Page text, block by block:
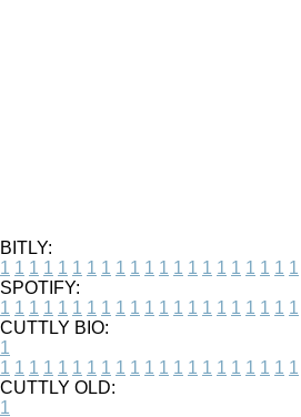
BITLY:
1 1 1 1 1 1 1 1 1 1 1 1 1 1 1 1 1 1 1 1 1
SPOTIFY:
1 1 1 1 1 1 1 1 1 1 1 1 1 1 1 1 1 1 1 1 1
CUTTLY BIO:
1
1 1 1 1 1 1 1 1 1 1 1 1 1 1 1 1 1 1 1 1 1
CUTTLY OLD:
1